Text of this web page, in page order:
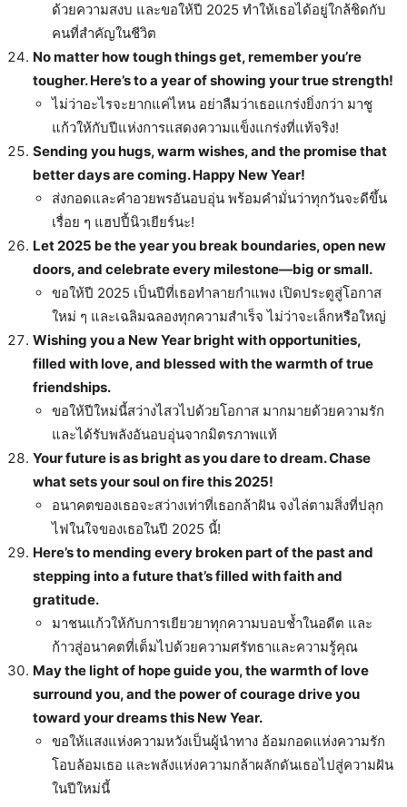
ด้วยความสงบ และขอให้ปี 2025 ทำให้เธอได้อยู่ใกล้ชิดกับ
คนที่สำคัญในชีวิต
No matter how tough things get, remember you’re
tougher. Here’s to a year of showing your true strength!
ไม่ว่าอะไรจะยากแค่ไหน อย่าลืมว่าเธอแกร่งยิ่งกว่า มาชู
แก้วให้กับปีแห่งการแสดงความแข็งแกร่งที่แท้จริง!
Sending you hugs, warm wishes, and the promise that
better days are coming. Happy New Year!
ส่งกอดและคำอวยพรอันอบอุ่น พร้อมคำมั่นว่าทุกวันจะดีขึ้น
เรื่อย ๆ แฮปปี้นิวเยียร์นะ!
Let 2025 be the year you break boundaries, open new
doors, and celebrate every milestone—big or small.
ขอให้ปี 2025 เป็นปีที่เธอทำลายกำแพง เปิดประตูสู่โอกาส
ใหม่ ๆ และเฉลิมฉลองทุกความสำเร็จ ไม่ว่าจะเล็กหรือใหญ่
Wishing you a New Year bright with opportunities,
filled with love, and blessed with the warmth of true
friendships.
ขอให้ปีใหม่นี้สว่างไสวไปด้วยโอกาส มากมายด้วยความรัก
และได้รับพลังอันอบอุ่นจากมิตรภาพแท้
Your future is as bright as you dare to dream. Chase
what sets your soul on fire this 2025!
อนาคตของเธอจะสว่างเท่าที่เธอกล้าฝัน จงไล่ตามสิ่งที่ปลุก
ไฟในใจของเธอในปี 2025 นี้!
Here’s to mending every broken part of the past and
stepping into a future that’s filled with faith and
gratitude.
มาชนแก้วให้กับการเยียวยาทุกความบอบช้ำในอดีต และ
ก้าวสู่อนาคตที่เต็มไปด้วยความศรัทธาและความรู้คุณ
May the light of hope guide you, the warmth of love
surround you, and the power of courage drive you
toward your dreams this New Year.
ขอให้แสงแห่งความหวังเป็นผู้นำทาง อ้อมกอดแห่งความรัก
โอบล้อมเธอ และพลังแห่งความกล้าผลักดันเธอไปสู่ความฝัน
ในปีใหม่นี้